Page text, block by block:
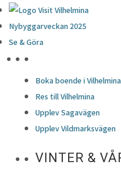
Nybyggarveckan 2025
Se & Göra
Boka boende i
Res till Vilhelmina
Upplev Sagavägen
Upplev Vildmarksvägen
VINTER &